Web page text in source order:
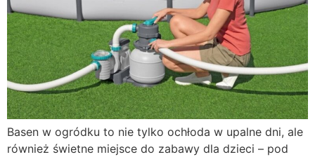
Basen w ogródku to nie tylko ochłoda w upalne dni, ale
również świetne miejsce do zabawy dla dzieci – pod